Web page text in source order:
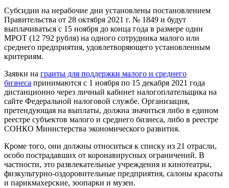
Субсидии на нерабочие дни установлены постановлением
Правительства от 28 октября 2021 г. № 1849 и будут
выплачиваться с 15 ноября до конца года в размере один
МРОТ (12 792 рубля) на одного сотрудника малого или
среднего предприятия, удовлетворяющего установленным
критериям.
Заявки на гранты для поддержки малого и среднего
бизнеса принимаются с 1 ноября по 15 декабря 2021 года
дистанционно через личный кабинет налогоплательщика на
сайте Федеральной налоговой службе. Организация,
претендующая на выплаты, должна значиться либо в едином
реестре субъектов малого и среднего бизнеса, либо в реестре
СОНКО Министерства экономического развития.
Кроме того, они должны относиться к списку из 21 отрасли,
особо пострадавших от коронавирусных ограничений. В
частности, это развлекательные учреждения и кинотеатры,
физкультурно-оздоровительные предприятия, салоны красоты
и парикмахерские, зоопарки и музеи.